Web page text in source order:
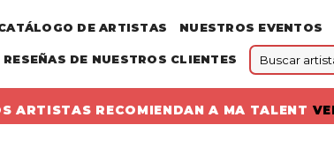
DE ARTISTAS NUESTROS EVENTOS
RESEÑAS DE NUESTROS CLIENTES
ARTISTAS RECOMIENDAN A MA TALENT